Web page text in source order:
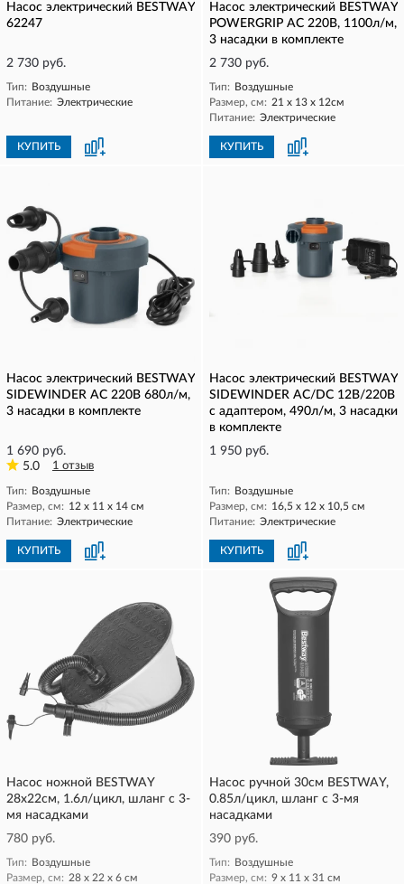
Насос электрический BESTWAY
62247
2 730 руб.
Тип: Воздушные
Питание: Электрические
КУПИТЬ
Насос электрический BESTWAY
POWERGRIP AC 220В, 1100л/м,
3 насадки в комплекте
2 730 руб.
Тип: Воздушные
Размер, см: 21 х 13 х 12см
Питание: Электрические
КУПИТЬ
Насос электрический BESTWAY
SIDEWINDER AC 220В 680л/м,
3 насадки в комплекте
1 690 руб.
5.0
1 отзыв
Тип: Воздушные
Размер, см: 12 x 11 x 14 см
Питание: Электрические
КУПИТЬ
Насос электрический BESTWAY
SIDEWINDER AC/DC 12В/220В
с адаптером, 490л/м, 3 насадки
в комплекте
1 950 руб.
Тип: Воздушные
Размер, см: 16,5 х 12 х 10,5 см
Питание: Электрические
КУПИТЬ
Насос ножной BESTWAY
28х22см, 1.6л/цикл, шланг с 3-
мя насадками
780 руб.
Тип: Воздушные
Размер, см: 28 х 22 х 6 см
Насос ручной 30см BESTWAY,
0.85л/цикл, шланг с 3-мя
насадками
390 руб.
Тип: Воздушные
Размер, см: 9 х 11 х 31 см